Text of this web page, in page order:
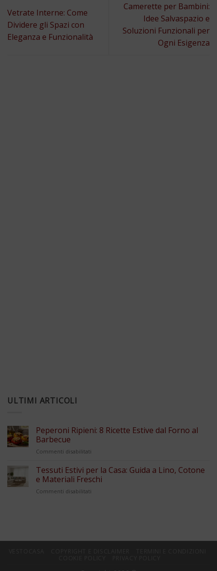
Vetrate Interne: Come
Dividere gli Spazi con
Eleganza e Funzionalità
Camerette per Bambini:
Idee Salvaspazio e
Soluzioni Funzionali per
Ogni Esigenza
ULTIMI ARTICOLI
Peperoni Ripieni: 8 Ricette Estive dal Forno al
Barbecue
Commenti disabilitati
Ripieni:
Ricette
Tessuti Estivi per la Casa: Guida a Lino, Cotone
e Materiali Freschi
Commenti disabilitati
Guida